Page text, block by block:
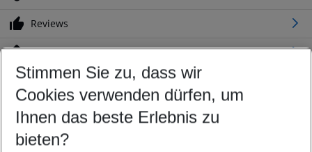
Reviews
Location
Customize your offer
Find the perfect deal which suits your best
Your departure airport
Any airport
Stimmen Sie zu, dass wir
Cookies verwenden dürfen, um
Ihnen das beste Erlebnis zu
bieten?